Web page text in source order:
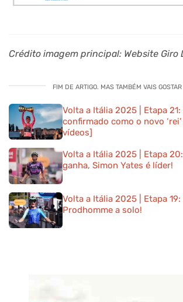
Crédito imagem principal: Website Giro
FIM DE ARTIGO. MAS TAMBÉM VAIS
Volta a Itália 2025 | Etapa 21:
confirmado como o novo
vídeos]
Volta a Itália 2025 | Etapa
ganha, Simon Yates é líder!
Volta a Itália 2025 | Etapa 19:
Prodhomme a solo!